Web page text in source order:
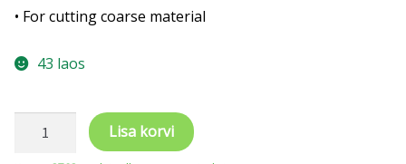
• For cutting coarse material
43 laos
Käsisaag
Lisa korvi